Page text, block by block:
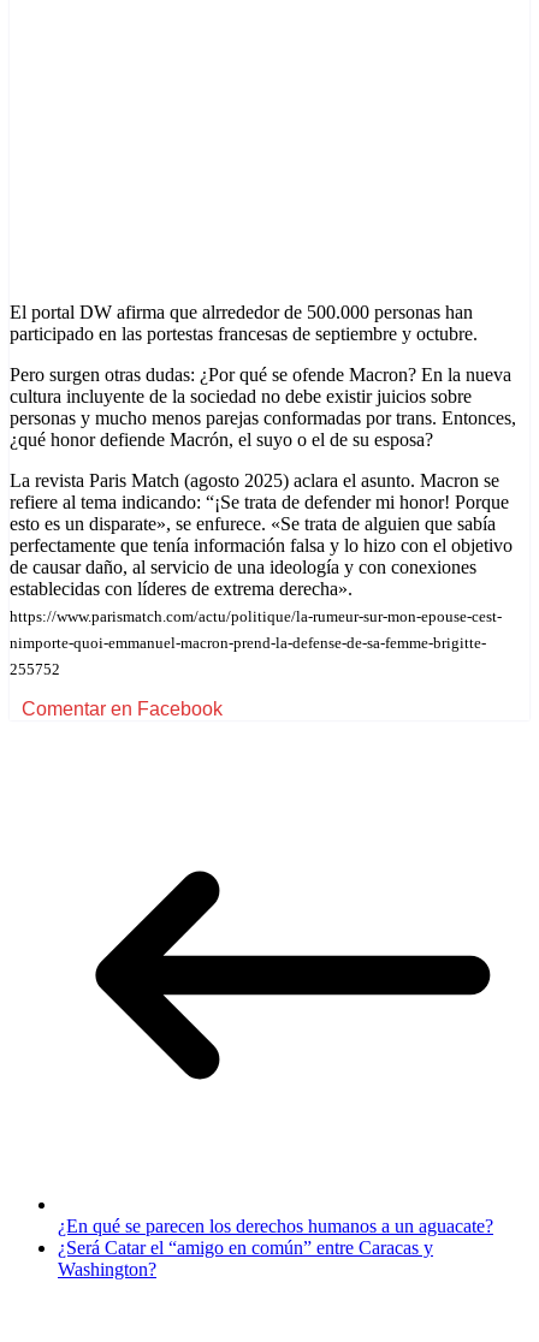
El portal DW afirma que alrrededor de 500.000 personas han
participado en las portestas francesas de septiembre y octubre.
Pero surgen otras dudas: ¿Por qué se ofende Macron? En la nueva
cultura incluyente de la sociedad no debe existir juicios sobre
personas y mucho menos parejas conformadas por trans. Entonces,
¿qué honor defiende Macrón, el suyo o el de su esposa?
La revista Paris Match (agosto 2025) aclara el asunto. Macron se
refiere al tema indicando: “¡Se trata de defender mi honor! Porque
esto es un disparate», se enfurece. «Se trata de alguien que sabía
perfectamente que tenía información falsa y lo hizo con el objetivo
de causar daño, al servicio de una ideología y con conexiones
establecidas con líderes de extrema derecha».
https://www.parismatch.com/actu/politique/la-rumeur-sur-mon-epouse-cest-
nimporte-quoi-emmanuel-macron-prend-la-defense-de-sa-femme-brigitte-
255752
Comentar en Facebook
¿En qué se parecen los derechos humanos a un aguacate?
¿Será Catar el “amigo en común” entre Caracas y
Washington?